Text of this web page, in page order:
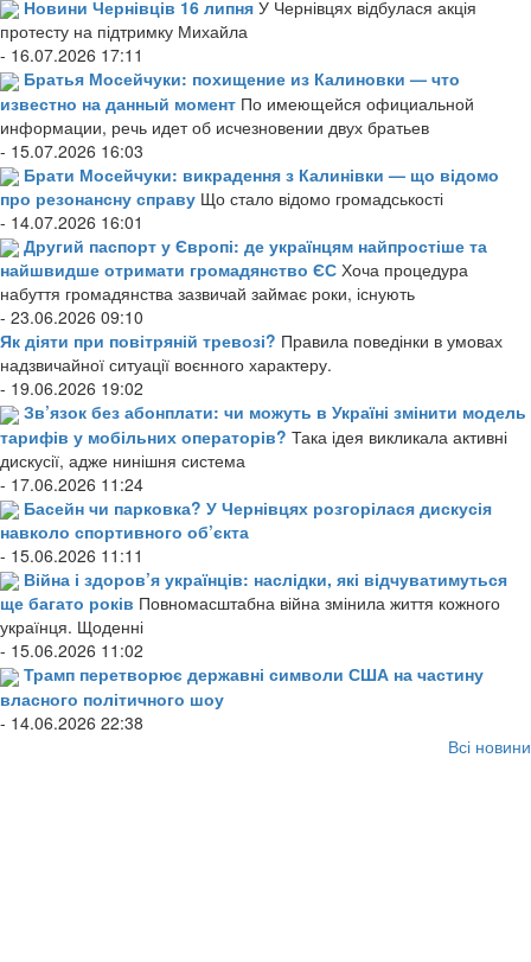
Новини Чернівців 16 липня У Чернівцях відбулася акція
протесту на підтримку Михайла
- 16.07.2026 17:11
Братья Мосейчуки: похищение из Калиновки — что
известно на данный момент По имеющейся официальной
информации, речь идет об исчезновении двух братьев
- 15.07.2026 16:03
Брати Мосейчуки: викрадення з Калинівки — що відомо
про резонансну справу Що стало відомо громадськості
- 14.07.2026 16:01
Другий паспорт у Європі: де українцям найпростіше та
найшвидше отримати громадянство ЄС Хоча процедура
набуття громадянства зазвичай займає роки, існують
- 23.06.2026 09:10
Як діяти при повітряній тревозі? Правила поведінки в умовах
надзвичайної ситуації воєнного характеру.
- 19.06.2026 19:02
Зв’язок без абонплати: чи можуть в Україні змінити модель
тарифів у мобільних операторів? Така ідея викликала активні
дискусії, адже нинішня система
- 17.06.2026 11:24
Басейн чи парковка? У Чернівцях розгорілася дискусія
навколо спортивного об’єкта
- 15.06.2026 11:11
Війна і здоров’я українців: наслідки, які відчуватимуться
ще багато років Повномасштабна війна змінила життя кожного
українця. Щоденні
- 15.06.2026 11:02
Трамп перетворює державні символи США на частину
власного політичного шоу
- 14.06.2026 22:38
Всі новини